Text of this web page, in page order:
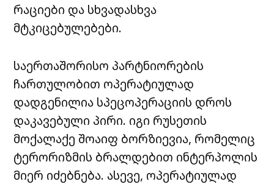
რაციები და სხვადასხვა
მტკიცებულებები.
საერთაშორისო პარტნიორების
ჩართულობით ოპერატიულად
დადგენილია სპეცოპერაციის დროს
დაკავებული პირი. იგი რუსეთის
მოქალაქე შოაიფ ბორზიევია, რომელიც
ტერორიზმის ბრალდებით ინტერპოლის
მიერ იძებნება. ასევე, ოპერატიულად